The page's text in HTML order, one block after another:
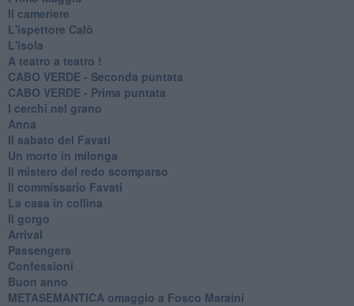
Il cameriere
L'ispettore Calò
L'isola
A teatro a teatro !
CABO VERDE - Seconda puntata
CABO VERDE - Prima puntata
I cerchi nel grano
Anna
Il sabato del Favati
Un morto in milonga
Il mistero del redo scomparso
Il commissario Favati
La casa in collina
Il gorgo
Arrival
Passengers
Confessioni
Buon anno
METASEMANTICA omaggio a Fosco Maraini